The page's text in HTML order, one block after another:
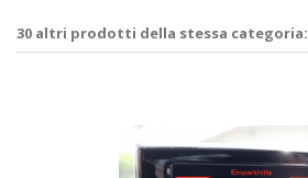
30 altri prodotti della stessa categoria: